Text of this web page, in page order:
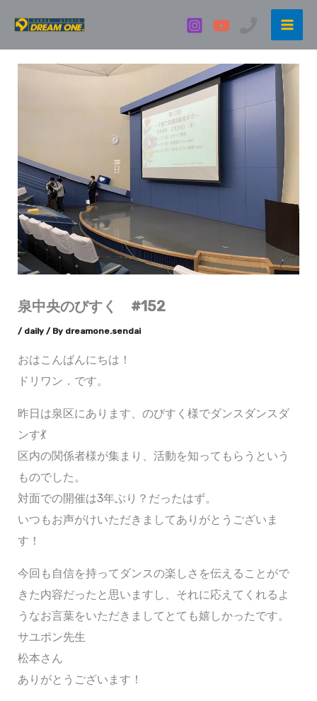
を
泉中央のびすく #152
/ daily / By dreamone.sendai
おはこんばんにちは！
ドリワン．です。
昨日は泉区にあります、のびすく様でダンスダンスダ
ンす💃
区内の関係者様が集まり、活動を知ってもらうという
ものでした。
対面での開催は3年ぶり？だったはず。
いつもお声がけいただきましてありがとうございま
す！
今回も自信を持ってダンスの楽しさを伝えることがで
きた内容だったと思いますし、それに応えてくれるよ
うなお言葉をいただきましてとても嬉しかったです。
サユポン先生
松本さん
ありがとうございます！